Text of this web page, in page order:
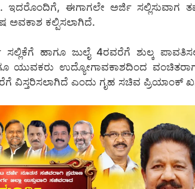
ಇದರೊಂದಿಗೆ, ಈಗಾಗಲೇ ಅರ್ಜಿ ಸಲ್ಲಿಸುವಾಗ
ಅವಕಾಶ ಕಲ್ಪಿಸಲಾಗಿದೆ.
ಹಾಗೂ ಜುಲೈ 4ರವರೆಗೆ ಶುಲ್ಕ
ಯುವಕರು ಉದ್ಯೋಗಾವಕಾಶದಿಂದ
ವಿಸ್ತರಿಸಲಾಗಿದೆ ಎಂದು ಗೃಹ ಸಚಿವ ಪ್ರಿಯಾಂಕ್